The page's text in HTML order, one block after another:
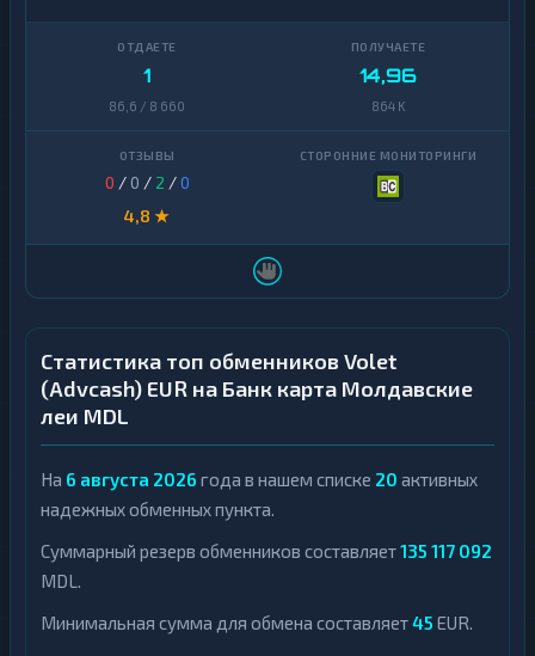
1
86,6 / 8 660
14,96
864 K
0 / 0 / 2 /0
4,8 ★
Статистика топ обменников Volet
(Advcash) EUR на Банк карта Молдавские
леи MDL
На 6 августа 2026 года в нашем списке 20 активных
надежных обменных пункта.
Суммарный резерв обменников составляет135 117 092
MDL.
Минимальная сумма для обмена составляет45 EUR.